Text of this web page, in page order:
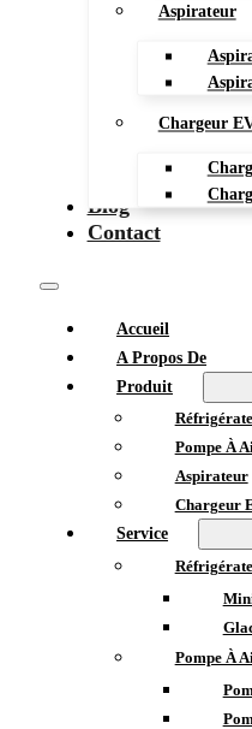
Aspirateur
Chargeur
Blog
Contact
Accueil
A Propos De
Produit
Pompe À
Aspirateur
Chargeur
Service
Pompe À